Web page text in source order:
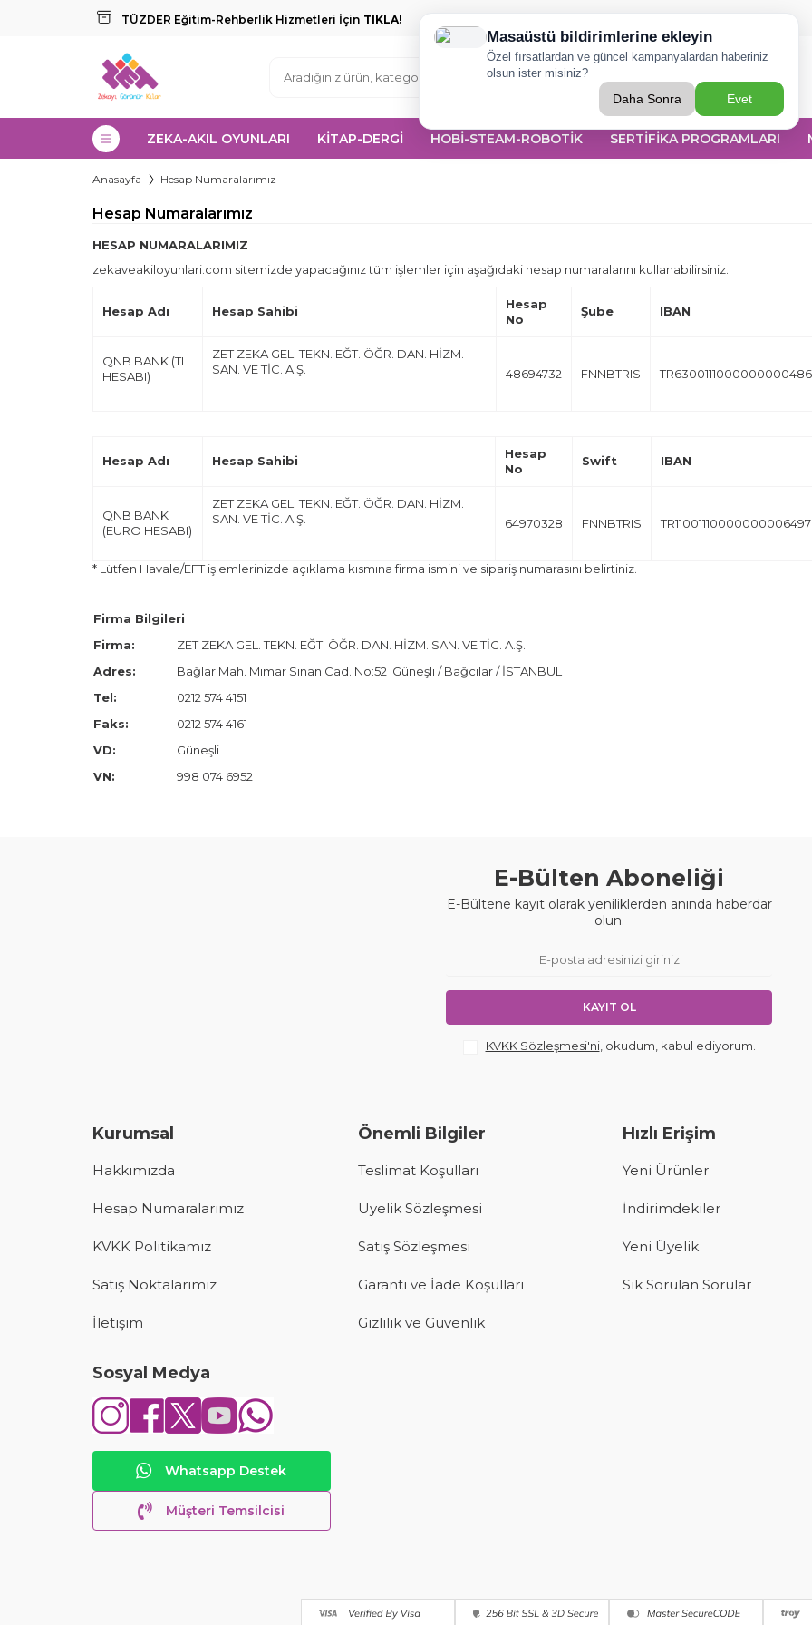
TÜZDER Eğitim-Rehberlik Hizmetleri İçin TIKLA!
ZEKA-AKIL OYUNLARI KİTAP-DERGİ HOBİ-STEAM-ROBOTİK SERTİFİKA PROGRAMLARI
Anasayfa Hesap Numaralarımız
Hesap Numaralarımız
HESAP NUMARALARIMIZ
zekaveakiloyunlari.com sitemizde yapacağınız tüm işlemler için aşağıdaki hesap numaralarını kullanabilirsiniz.
Hesap Adı Hesap Sahibi
Hesap
No
Şube IBAN
QNB BANK (TL
HESABI)
ZET ZEKA GEL. TEKN. EĞT. ÖĞR. DAN. HİZM.
SAN. VE TİC. A.Ş.
48694732 FNNBTRIS
Hesap Adı Hesap Sahibi
Hesap
No
Swift IBAN
QNB BANK
(EURO HESABI)
ZET ZEKA GEL. TEKN. EĞT. ÖĞR. DAN. HİZM.
SAN. VE TİC. A.Ş.
64970328 FNNBTRIS
* Lütfen Havale/EFT işlemlerinizde açıklama kısmına firma ismini ve sipariş numarasını belirtiniz.
Firma Bilgileri
Firma:
ZET ZEKA GEL. TEKN. EĞT. ÖĞR. DAN. HİZM. SAN. VE TİC. A.Ş.
Adres:
Bağlar Mah. Mimar Sinan Cad. No:52 Güneşli / Bağcılar / İSTANBUL
Tel:
0212 574 4151
Faks:
0212 574 4161
VD:
Güneşli
VN:
998 074 6952
E-Bülten Aboneliği
E-Bültene kayıt olarak yeniliklerden anında haberdar
olun.
KAYIT OL
KVKK Sözleşmesi'ni, okudum, kabul ediyorum.
Kurumsal
Hakkımızda
Hesap Numaralarımız
KVKK Politikamız
Satış Noktalarımız
İletişim
Önemli Bilgiler
Teslimat Koşulları
Üyelik Sözleşmesi
Satış Sözleşmesi
Garanti ve İade Koşulları
Gizlilik ve Güvenlik
Hızlı Erişim
Yeni Ürünler
İndirimdekiler
Yeni Üyelik
Sık Sorulan Sorular
Sosyal Medya
Whatsapp Destek
Müşteri Temsilcisi